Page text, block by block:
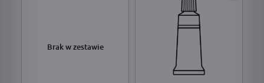
Brak w zestawie